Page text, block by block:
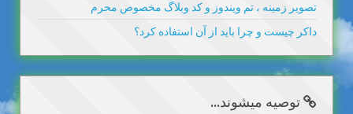
تصویر زمینه ، تم ویندوز و کد وبلاگ مخصوص محرم
داکر چیست و چرا باید از آن استفاده کرد؟
توصیه میشوند...